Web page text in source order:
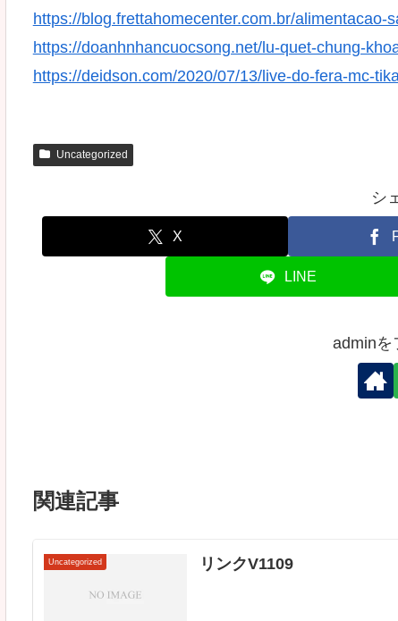
https://blog.frettahomecenter.com.br/alimentacao-
https://doanhnhancuocsong.net/lu-quet-chung-
https://deidson.com/2020/07/13/live-do-fera-mc-
Uncategorized
シ
X
LINE
adminを
関連記事
Uncategorized リンクV1109